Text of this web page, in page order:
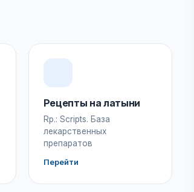
Рецепты на латыни
Rp.: Scripts. База
лекарственных
препаратов
Перейти